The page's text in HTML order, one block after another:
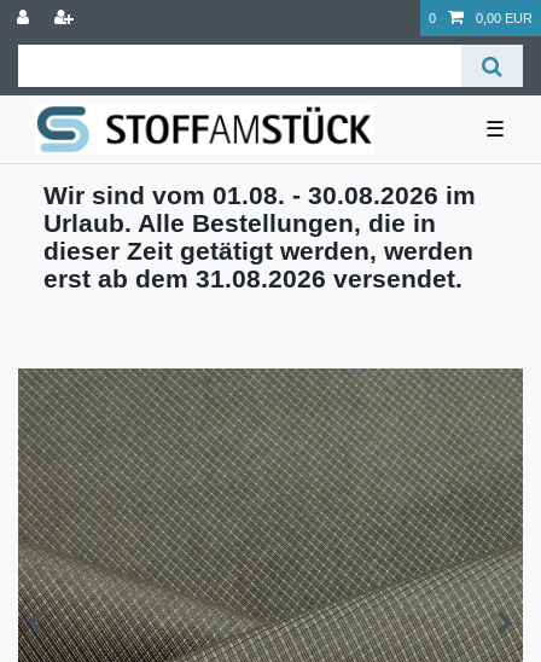
0 0,00 EUR
☰
Wir sind vom 01.08. - 30.08.2026 im
Urlaub. Alle Bestellungen, die in
dieser Zeit getätigt werden, werden
erst ab dem 31.08.2026 versendet.